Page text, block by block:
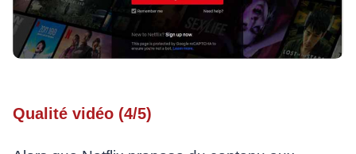
Qualité vidéo (4/5)